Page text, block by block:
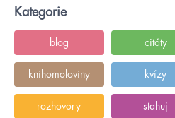
Kategorie
blog citáty
knihomoloviny kvízy
rozhovory stahuj